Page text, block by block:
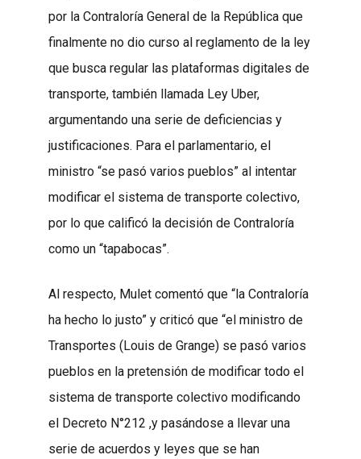
por la Contraloría General de la República que
finalmente no dio curso al reglamento de la ley
que busca regular las plataformas digitales de
transporte, también llamada Ley Uber,
argumentando una serie de deficiencias y
justificaciones. Para el parlamentario, el
ministro “se pasó varios pueblos” al intentar
modificar el sistema de transporte colectivo,
por lo que calificó la decisión de Contraloría
como un “tapabocas”.
Al respecto, Mulet comentó que “la Contraloría
ha hecho lo justo” y criticó que “el ministro de
Transportes (Louis de Grange) se pasó varios
pueblos en la pretensión de modificar todo el
sistema de transporte colectivo modificando
el Decreto N°212 ,y pasándose a llevar una
serie de acuerdos y leyes que se han